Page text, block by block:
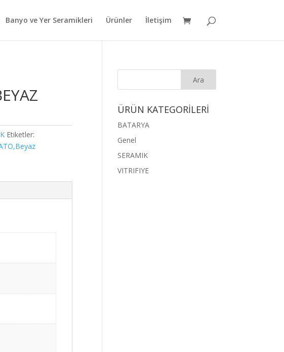
Banyo ve Yer Seramikleri Ürünler İletişim
Etiketler:
ÜRÜN KATEGORİLERİ
BATARYA
Genel
SERAMIK
VITRIFIYE